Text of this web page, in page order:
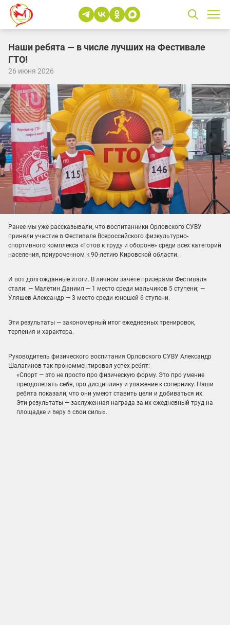
Наши ребята — в числе лучших на Фестивале
ГТО!
26 июня 2026
Ранее мы уже рассказывали, что воспитанники Орловского СУВУ
приняли участие в Фестивале Всероссийского физкультурно-
спортивного комплекса «Готов к труду и обороне» среди всех категорий
населения, приуроченном к 90-летию Кировской области.
И вот долгожданные итоги. В личном зачёте призёрами Фестиваля
стали: — Малётин Даниил — 1 место среди мальчиков 5 ступени; —
Уляшев Александр — 3 место среди юношей 6 ступени.
Эти результаты — закономерный итог ежедневных тренировок,
терпения и характера.
Руководитель физического воспитания Орловского СУВУ Александр
Шалагинов так прокомментировал успех ребят:
«Спорт — это не просто про физическую форму. Это про умение
преодолевать себя, про дисциплину и уважение к сопернику. Наши
ребята показали, что они умеют ставить цели и добиваться их.
Эти результаты — заслуженная награда за их ежедневный труд на
площадке и веру в свои силы».